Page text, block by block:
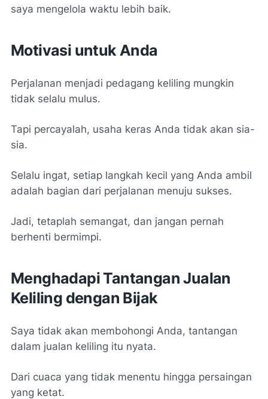
saya mengelola waktu lebih baik.
Motivasi untuk Anda
Perjalanan menjadi pedagang keliling mungkin
tidak selalu mulus.
Tapi percayalah, usaha keras Anda tidak akan sia-
sia.
Selalu ingat, setiap langkah kecil yang Anda ambil
adalah bagian dari perjalanan menuju sukses.
Jadi, tetaplah semangat, dan jangan pernah
berhenti bermimpi.
Menghadapi Tantangan Jualan
Keliling dengan Bijak
Saya tidak akan membohongi Anda, tantangan
dalam jualan keliling itu nyata.
Dari cuaca yang tidak menentu hingga persaingan
yang ketat.